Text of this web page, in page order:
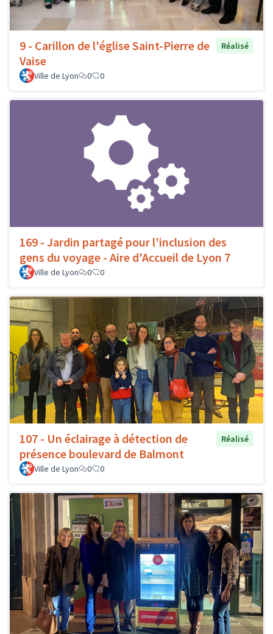
9 - Carillon de l'église Saint-Pierre de
Vaise
Réalisé
Ville de Lyon 0 0
169 - Jardin partagé pour l'inclusion des
gens du voyage - Aire d'Accueil de Lyon 7
Ville de Lyon 0 0
107 - Un éclairage à détection de
présence boulevard de Balmont
Réalisé
Ville de Lyon 0 0